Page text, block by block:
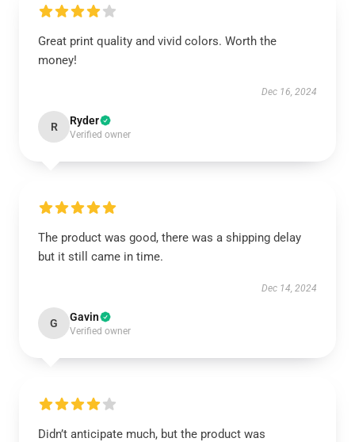
Great print quality and vivid colors. Worth the
money!
Dec 16, 2024
R Ryder
Verified owner
The product was good, there was a shipping delay
but it still came in time.
Dec 14, 2024
G Gavin
Verified owner
Didn’t anticipate much, but the product was